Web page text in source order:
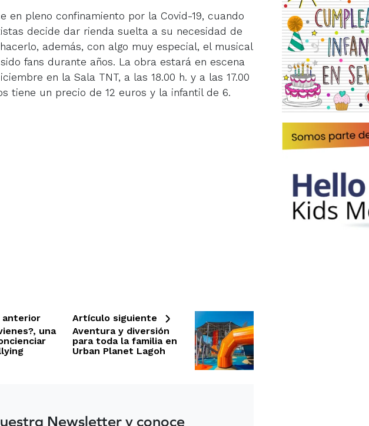
en pleno confinamiento por la Covid-19, cuando
decide dar rienda suelta a su necesidad de
además, con algo muy especial, el musical
fans durante años. La obra estará en escena
en la Sala TNT, a las 18.00 h. y a las 17.00
tiene un precio de 12 euros y la infantil de 6.
una
Artículo siguiente
Aventura y diversión
para toda la familia en
Urban Planet Lagoh
Newsletter y conoce